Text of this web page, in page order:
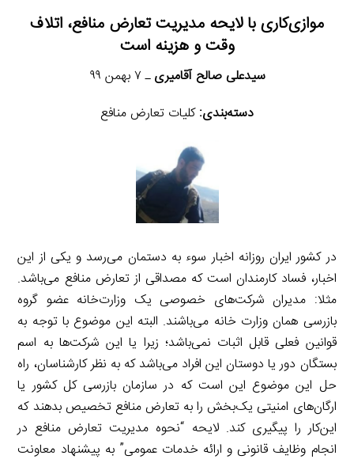
موازی‌کاری با لایحه مدیریت تعارض منافع، اتلاف
وقت و هزینه است
سیدعلی صالح آقامیریـ ۷ بهمن ۹۹
دسته‌بندی:کلیات تعارض منافع
در کشور ایران روزانه اخبار سوء به دستمان می‌رسد و یکی از این
اخبار، فساد کارمندان است که مصداقی از تعارض منافع می‌باشد.
مثلا: مدیران شرکت‌های خصوصی یک وزارت‌خانه عضو گروه
بازرسی همان وزارت خانه می‌باشند. البته این موضوع با توجه به
قوانین فعلی قابل اثبات نمی‌باشد؛ زیرا یا این شرکت‌ها به اسم
بستگان دور یا دوستان این افراد می‌باشد که به نظر کارشناسان، راه
حل این موضوع این است که در سازمان بازرسی کل کشور یا
ارگان‌های امنیتی یک‌بخش را به تعارض منافع تخصیص بدهند که
این‌کار را پیگیری کند. لایحه “نحوه مدیریت تعارض منافع در
انجام وظایف قانونی و ارائه خدمات عمومی” به پیشنهاد معاونت